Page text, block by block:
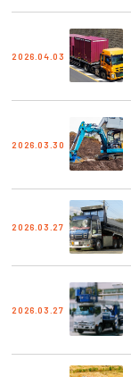
2026.04.03
2026.03.30
2026.03.27
2026.03.27